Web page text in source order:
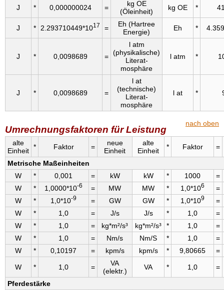
J * 0,000000024 =
kg OE
(Öleinheit)
kg OE *
J * 2.293710449*1017 =
Eh (Hartree
Energie)
Eh *
J * 0,0098689 =
l atm
(physikalische)
Literat­
mosphäre
l atm *
J * 0,0098689 =
l at
(technische)
Literat­
mosphäre
l at *
nach oben
Umrechnungsfaktoren für Leistung
alte
Einheit * Faktor =
neue
Einheit
alte
Einheit
* Faktor =
Metrische Maßeinheiten
W
* 0,001 = kW kW * 1000
=
W
* 1,0000*10-6 = MW MW * 1,0*106
=
W
* 1,0*10-9 = GW GW * 1,0*109
=
W
* 1,0 = J/s J/s * 1,0
=
W
* 1,0 = kg*m²/s³ kg*m²/s³ * 1,0
=
W
* 1,0 = Nm/s Nm/S * 1,0
=
W
* 0,10197 = kpm/s kpm/s * 9,80665 =
W * 1,0 =
VA
(elektr.)
VA * 1,0 =
Pferdestärke